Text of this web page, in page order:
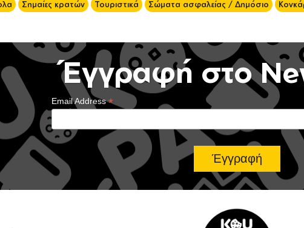
Σημαίες κρατών Τουριστικά Σώματα ασφαλείας / Δημόσιο
Έγγραφή στο
Email Address*